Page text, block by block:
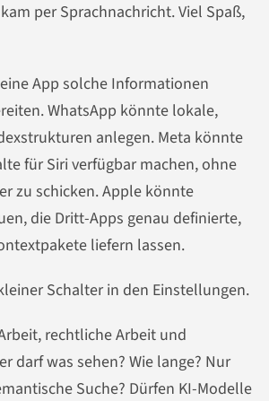
per Sprachnachricht. Viel Spaß,
App solche Informationen
WhatsApp könnte lokale,
anlegen. Meta könnte
für Siri verfügbar machen, ohne
zu schicken. Apple könnte
die Dritt-Apps genau definierte,
liefern lassen.
Schalter in den Einstellungen.
rechtliche Arbeit und
darf was sehen? Wie lange? Nur
Suche? Dürfen KI-Modelle